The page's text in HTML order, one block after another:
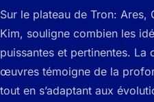
Sur le plateau de Tron: Ares,
Kim, souligne combien les
puissantes et pertinentes. La
œuvres témoigne de la
tout en s’adaptant aux